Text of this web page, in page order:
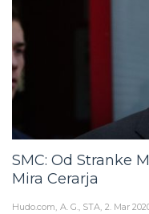
SMC: Od Stranke
Mira Cerarja
Hudo.com A. G., STA 2. Mar